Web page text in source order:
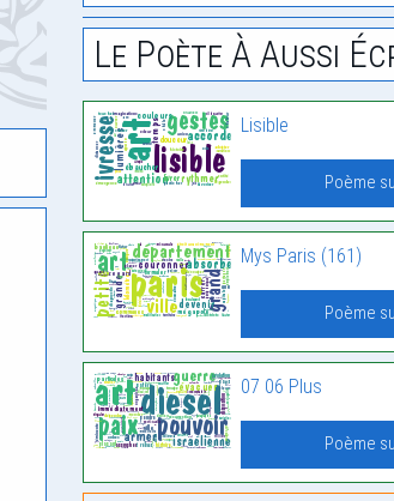
Le Poète À Aussi
Lisible
Poème
Mys Paris (161)
Poème
07 06 Plus
Poème